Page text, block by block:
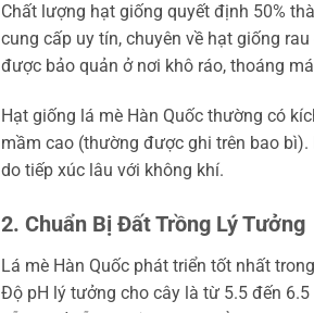
Chất lượng hạt giống quyết định 50%
cung cấp uy tín, chuyên về hạt giống
được bảo quản ở nơi khô ráo, thoáng
Hạt giống lá mè Hàn Quốc thường có
mầm cao (thường được ghi trên bao
do tiếp xúc lâu với không khí.
2. Chuẩn Bị Đất Trồng Lý Tưởng
Lá mè Hàn Quốc phát triển tốt nhất
Độ pH lý tưởng cho cây là từ 5.5 đến